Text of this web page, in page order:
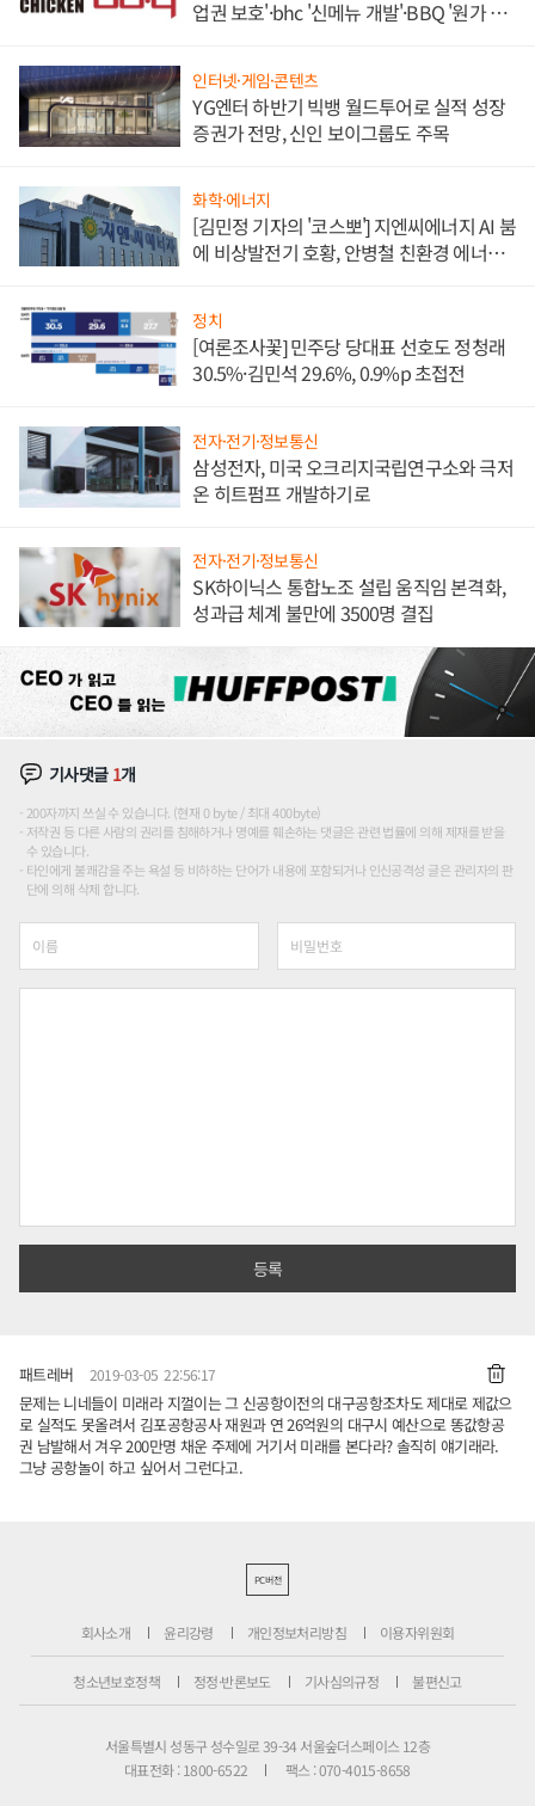
업권 보호'·bhc '신메뉴 개발'·BBQ '원가 부
인터넷·게임·콘텐츠
YG엔터 하반기 빅뱅 월드투어로 실적 성장
증권가 전망, 신인 보이그룹도 주목
화학·에너지
[김민정 기자의 '코스뽀'] 지엔씨에너지 AI 붐
에 비상발전기 호황, 안병철 친환경 에너지
정치
[여론조사꽃] 민주당 당대표 선호도 정청래
30.5%·김민석 29.6%, 0.9%p 초접전
전자·전기·정보통신
삼성전자, 미국 오크리지국립연구소와 극저
온 히트펌프 개발하기로
전자·전기·정보통신
SK하이닉스 통합노조 설립 움직임 본격화,
성과급 체계 불만에 3500명 결집
기사댓글 1개
200자까지 쓰실 수 있습니다. (현재 0 byte / 최대 400byte)
저작권 등 다른 사람의 권리를 침해하거나 명예를 훼손하는 댓글은 관련 법률에 의해 제재를 받을
수 있습니다.
타인에게 불쾌감을 주는 욕설 등 비하하는 단어가 내용에 포함되거나 인신공격성 글은 관리자의 판
단에 의해 삭제 합니다.
패트레버 2019-03-05 22:56:17
문제는 니네들이 미래라 지껄이는 그 신공항이전의 대구공항조차도 제대로 제값으
로 실적도 못올려서 김포공항공사 재원과 연 26억원의 대구시 예산으로 똥값항공
권 남발해서 겨우 200만명 채운 주제에 거기서 미래를 본다라? 솔직히 얘기래라.
그냥 공항놀이 하고 싶어서 그런다고.
PC버전
회사소개 윤리강령 개인정보처리방침 이용자위원회
청소년보호정책 정정·반론보도 기사심의규정 불편신고
서울특별시 성동구 성수일로 39-34 서울숲더스페이스 12층
대표전화 : 1800-6522
팩스 : 070-4015-8658